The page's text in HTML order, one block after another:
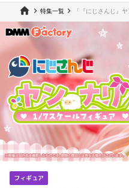
特集一覧 「『にじさんじ』
フィギュア